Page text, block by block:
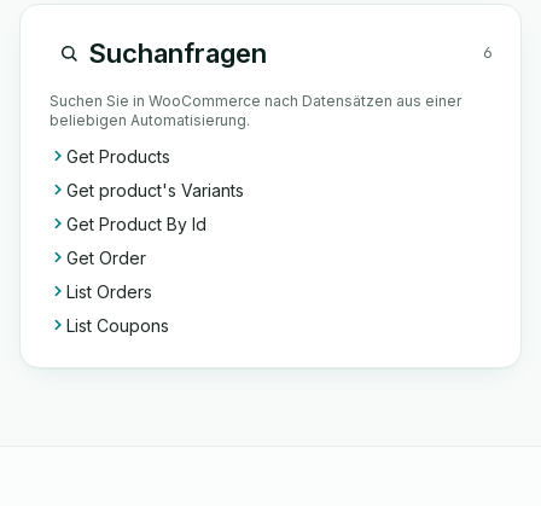
Suchanfragen 6
Suchen Sie in WooCommerce nach Datensätzen aus einer
beliebigen Automatisierung.
Get Products
Get product's Variants
Get Product By Id
Get Order
List Orders
List Coupons